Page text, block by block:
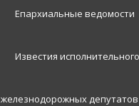
Епархиальные ведомости
Известия
железнодорожных